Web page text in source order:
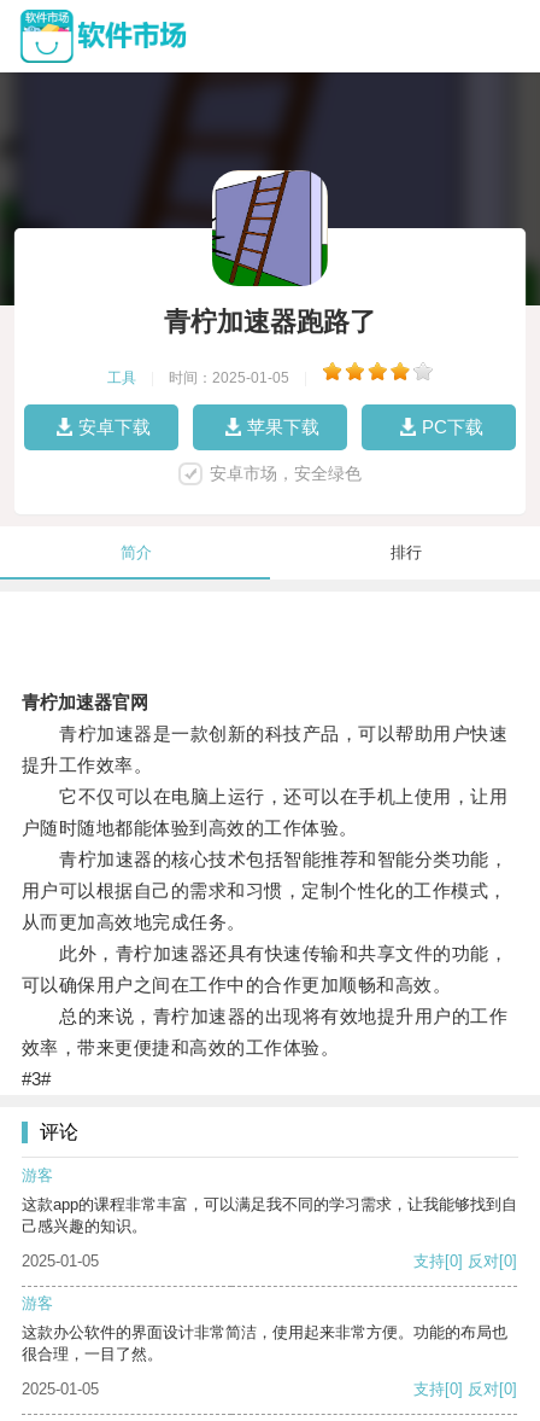
青柠加速器跑路了
工具 时间：2025-01-05
安卓下载 苹果下载 PC下载
安卓市场，安全绿色
简介 排行
青柠加速器官网
青柠加速器是一款创新的科技产品，可以帮助用户快速
提升工作效率。
它不仅可以在电脑上运行，还可以在手机上使用，让用
户随时随地都能体验到高效的工作体验。
青柠加速器的核心技术包括智能推荐和智能分类功能，
用户可以根据自己的需求和习惯，定制个性化的工作模式，
从而更加高效地完成任务。
此外，青柠加速器还具有快速传输和共享文件的功能，
可以确保用户之间在工作中的合作更加顺畅和高效。
总的来说，青柠加速器的出现将有效地提升用户的工作
效率，带来更便捷和高效的工作体验。
#3#
评论
游客
这款app的课程非常丰富，可以满足我不同的学习需求，让我能够找到自
己感兴趣的知识。
2025-01-05
支持[0] 反对[0]
游客
这款办公软件的界面设计非常简洁，使用起来非常方便。功能的布局也
很合理，一目了然。
2025-01-05
支持[0] 反对[0]